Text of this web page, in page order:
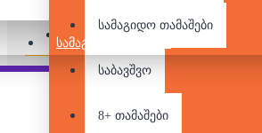
ᲡᲐᲛᲐᲒᲘᲓᲝ ᲗᲐᲛᲐᲨᲔᲑᲘ
სამაგიდო თამაშები
საბავშვო
8+ თამაშები
Pair it With People Also Bought